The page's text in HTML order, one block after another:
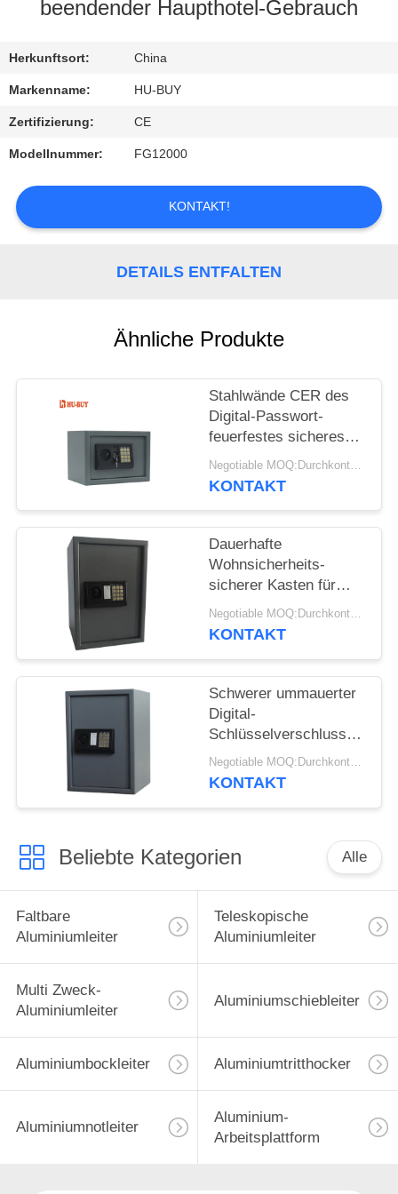
SIE
MIT
UNS
IN
VERBINDUNG
FORDERN
beendender Haupthotel-Gebrauch
Herkunftsort: China
Markenname: HU-BUY
Zertifizierung: CE
Modellnummer: FG12000
KONTAKT!
DETAILS ENTFALTEN
Ähnliche Produkte
Stahlwände CER des
Digital-Passwort-
feuerfestes sicheres
Kasten-2mm
bescheinigt
Negotiable MOQ:Durchkontaktierung
KONTAKT
Dauerhafte
Wohnsicherheits-
sicherer Kasten für
Bargeld dokumentiert
Lagerung
Negotiable MOQ:Durchkontaktierung
KONTAKT
Schwerer ummauerter
Digital-
Schlüsselverschluss-
Kasten-feuerfester
elektronischer Safe-
Negotiable MOQ:Durchkontaktierung
KONTAKT
Beliebte Kategorien Alle
Faltbare
Aluminiumleiter
Teleskopische
Aluminiumleiter
Multi Zweck-
Aluminiumleiter
Aluminiumschiebleiter
Aluminiumbockleiter Aluminiumtritthocker
Aluminiumnotleiter
Aluminium-
Arbeitsplattform